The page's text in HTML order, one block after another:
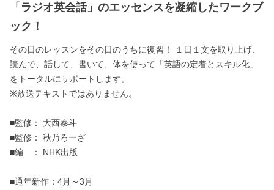
「ラジオ英会話」のエッセンスを凝縮したワークブ
ック！
その日のレッスンをその日のうちに復習！ １日１文を取り上げ、
読んで、話して、書いて、体を使って「英語の定着とスキル化」
をトータルにサポートします。
※放送テキストではありません。
■監修： 大西泰斗
■監修： 秋乃ろーざ
■編 ： NHK出版
■通年新作：4月～3月